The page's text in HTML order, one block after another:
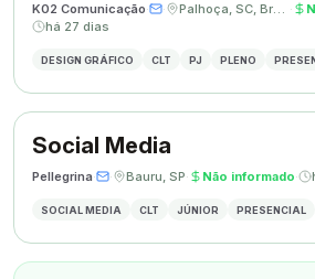
K02 Comunicação· · Palhoça, SC, Brasil ·
há 27 dias
DESIGN GRÁFICO CLT PJ PLENO
Social Media
Pellegrina· · Bauru, SP· Não informado·
SOCIAL MEDIA CLT JÚNIOR PRESENCIAL